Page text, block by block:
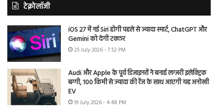
टेक्नोलॉजी
iOS 27 में नई Siri होगी पहले से ज्यादा स्मार्ट, ChatGPT और
Gemini को देगी टक्कर
25 July 2026 - 7:52 PM
Audi और Apple के पूर्व डिजाइनरों ने बनाई लग्जरी इलेक्ट्रिक
बग्गी, 100 किमी से ज्यादा की रेंज के साथ आएगी यह अनोखी
EV
19 July 2026 - 4:48 PM